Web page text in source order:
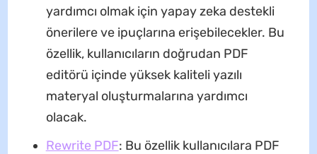
yardımcı olmak için yapay zeka destekli
önerilere ve ipuçlarına erişebilecekler. Bu
özellik, kullanıcıların doğrudan PDF
editörü içinde yüksek kaliteli yazılı
materyal oluşturmalarına yardımcı
olacak.
Rewrite PDF: Bu özellik kullanıcılara PDF